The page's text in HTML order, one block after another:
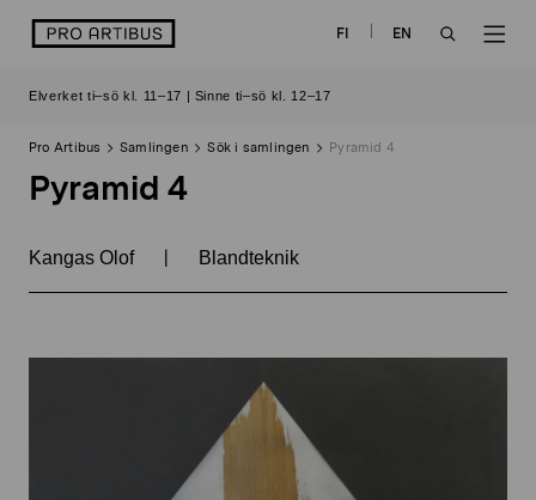
logo FI
EN
Elverket ti–sö kl. 11–17 | Sinne ti–sö kl. 12–17
Pro Artibus Samlingen Sök i samlingen Pyramid 4
Pyramid 4
Kangas Olof | Blandteknik